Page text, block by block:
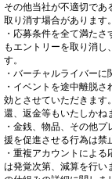
その他当社が不適切であ
取り消す場合があります。
・応募条件を全て満た
もエントリーを取り消し
す。
・バーチャルライバー
・イベントを途中離脱
効とさせていただきます
還、返金等もいたしかね
・金銭、物品、その他
援を促進させる行為は禁
・重複アカウントによ
は発覚次第、減算を行い